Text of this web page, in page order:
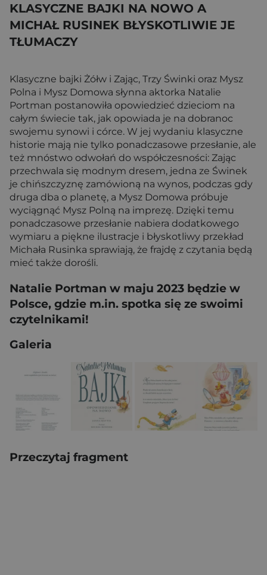
KLASYCZNE BAJKI NA NOWO A
MICHAŁ RUSINEK BŁYSKOTLIWIE JE
TŁUMACZY
Klasyczne bajki Żółw i Zając, Trzy Świnki oraz Mysz
Polna i Mysz Domowa słynna aktorka Natalie
Portman postanowiła opowiedzieć dzieciom na
całym świecie tak, jak opowiada je na dobranoc
swojemu synowi i córce. W jej wydaniu klasyczne
historie mają nie tylko ponadczasowe przesłanie, ale
też mnóstwo odwołań do współczesności: Zając
przechwala się modnym dresem, jedna ze Świnek
je chińszczyznę zamówioną na wynos, podczas gdy
druga dba o planetę, a Mysz Domowa próbuje
wyciągnąć Mysz Polną na imprezę. Dzięki temu
ponadczasowe przesłanie nabiera dodatkowego
wymiaru a piękne ilustracje i błyskotliwy przekład
Michała Rusinka sprawiają, że frajdę z czytania będą
mieć także dorośli.
Natalie Portman w maju 2023 będzie w
Polsce, gdzie m.in. spotka się ze swoimi
czytelnikami!
Galeria
Przeczytaj fragment